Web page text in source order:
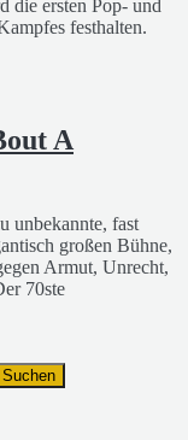
die ersten Pop- und
festhalten.
A
unbekannte, fast
großen Bühne,
Armut, Unrecht,
70ste